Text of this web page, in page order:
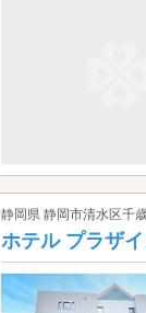
静岡県 静岡市清水区千
ホテル プラザ